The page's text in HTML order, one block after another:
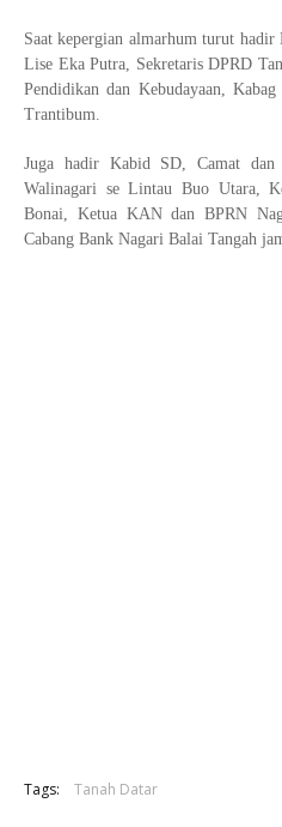
Saat kepergian almarhum turut
Lise Eka Putra, Sekretaris DPRD
Pendidikan dan Kebudayaan,
Trantibum.
Juga hadir Kabid SD, Camat
Walinagari se Lintau Buo Utara,
Bonai, Ketua KAN dan BPRN
Cabang Bank Nagari Balai Tangah
Tags: Tanah Datar